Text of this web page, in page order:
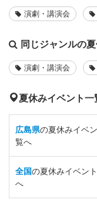
演劇・講演会
同じジャンルの
演劇・講演会
夏休みイベント一
広島県の夏休みイベ
覧へ
全国の夏休みイベン
へ